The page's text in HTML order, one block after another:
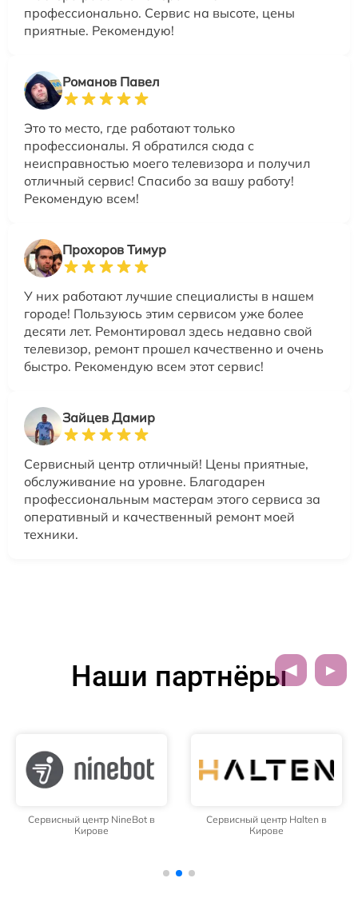
профессионально. Сервис на высоте, цены
приятные. Рекомендую!
Романов Павел
Это то место, где работают только
профессионалы. Я обратился сюда с
неисправностью моего телевизора и получил
отличный сервис! Спасибо за вашу работу!
Рекомендую всем!
Прохоров Тимур
У них работают лучшие специалисты в нашем
городе! Пользуюсь этим сервисом уже более
десяти лет. Ремонтировал здесь недавно свой
телевизор, ремонт прошел качественно и очень
быстро. Рекомендую всем этот сервис!
Зайцев Дамир
Сервисный центр отличный! Цены приятные,
обслуживание на уровне. Благодарен
профессиональным мастерам этого сервиса за
оперативный и качественный ремонт моей
техники.
Наши партнёры
Сервисный центр NineBot в
Кирове
Сервисный центр Halten в
Кирове